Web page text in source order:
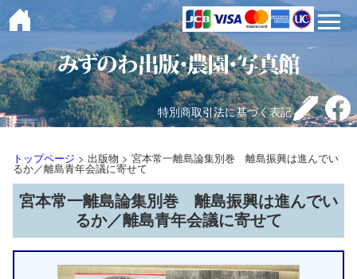
toggle
特別商取引法に基づく表記
トップページ > 出版物 > 宮本常一離島論集別巻 離島振興は進んでい
るか／離島青年会議に寄せて
宮本常一離島論集別巻 離島振興は進んでい
るか／離島青年会議に寄せて